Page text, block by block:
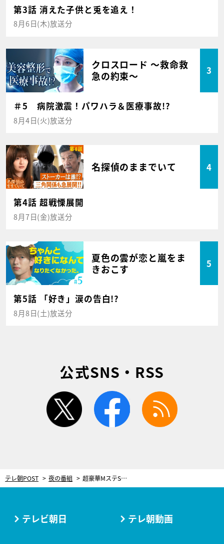
第3話 消えた子供と兎を追え！
8月6日(木)放送分
クロスロード ～救命救
急の約束～
3
＃5 病院激震！パワハラ＆医療事故!?
8月4日(火)放送分
名探偵のままでいて 4
第4話 超戦慄展開
8月7日(金)放送分
夏色の雲が恋と嵐をま
きおこす
5
第5話 「好き」涙の告白!?
8月8日(土)放送分
公式SNS・RSS
twitter facebook
テレ朝POST 夜の番組 超豪華MステSP！TWICEの日本のTV初パフォーム＆原田知世の20年ぶり出演！
テレビ朝日 テレ朝動画